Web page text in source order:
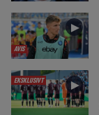
AVIS
►
EKSKLUSIVT ►